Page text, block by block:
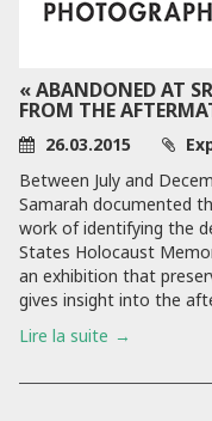
« ABANDONED AT
FROM THE
26.03.2015
Between July and
Samarah documented
work of identifying the
States Holocaust
an exhibition that
gives insight into the
Lire la suite